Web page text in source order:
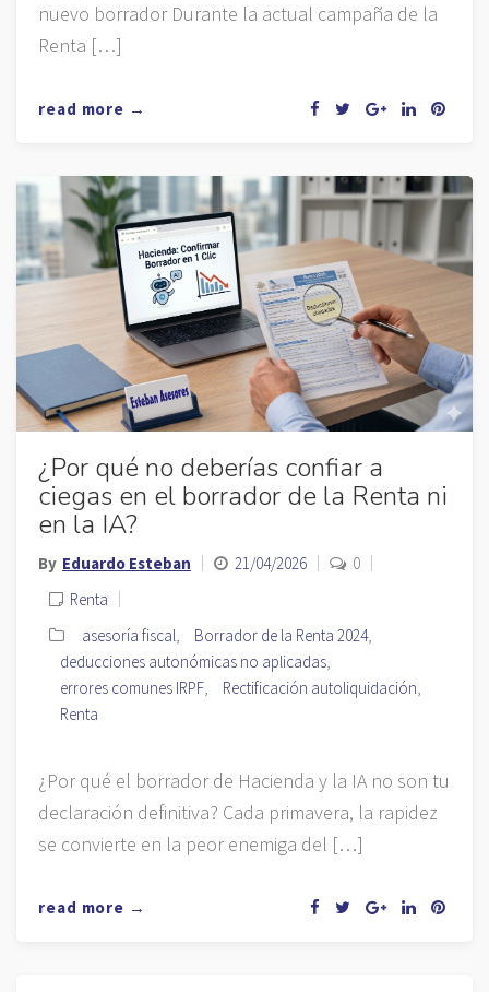
nuevo borrador Durante la actual campaña de la
Renta […]
read more →
¿Por qué no deberías confiar a
ciegas en el borrador de la Renta ni
en la IA?
By Eduardo Esteban 21/04/2026
0
Renta
asesoría fiscal, Borrador de la Renta 2024,
deducciones autonómicas no aplicadas,
errores comunes IRPF, Rectificación autoliquidación,
Renta
¿Por qué el borrador de Hacienda y la IA no son tu
declaración definitiva? Cada primavera, la rapidez
se convierte en la peor enemiga del […]
read more →